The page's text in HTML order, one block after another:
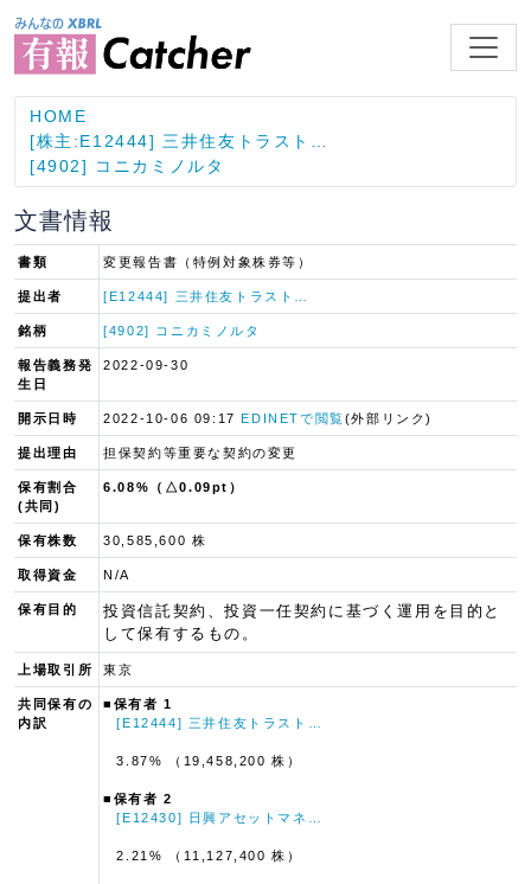
HOME
[株主:E12444] 三井住友トラスト…
[4902] コニカミノルタ
文書情報
書類 変更報告書（特例対象株券等）
提出者 [E12444] 三井住友トラスト…
銘柄 [4902] コニカミノルタ
報告義務発
生日
2022-09-30
開示日時 2022-10-06 09:17EDINETで閲覧(外部リンク)
提出理由 担保契約等重要な契約の変更
保有割合
(共同)
6.08%（△0.09pt）
保有株数 30,585,600 株
取得資金 N/A
保有目的
投資信託契約、投資一任契約に基づく運用を目的と
して保有するもの。
上場取引所 東京
共同保有の
内訳
■保有者 1
[E12444] 三井住友トラスト…
3.87% （19,458,200 株）
■保有者 2
[E12430] 日興アセットマネ…
2.21% （11,127,400 株）